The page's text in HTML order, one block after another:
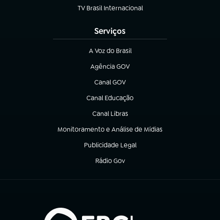
TV Brasil Internacional
(abre em nova aba)
Serviços
A Voz do Brasil
(abre em nova aba)
Agência GOV
(abre em nova aba)
Canal GOV
(abre em nova aba)
Canal Educação
(abre em nova aba)
Canal Libras
(abre em nova aba)
Monitoramento e Análise de Mídias
(abre em nova aba)
Publicidade Legal
(abre em nova aba)
Rádio Gov
(abre em nova aba)